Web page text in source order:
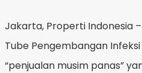
Jakarta, Properti Indonesia
Tube Pengembangan
“penjualan musim panas”